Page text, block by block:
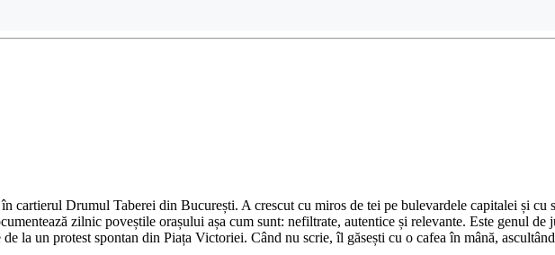
cartierul Drumul Taberei din București. A crescut cu miros de tei pe bulevardele capitalei și
zilnic poveștile orașului așa cum sunt: nefiltrate, autentice și relevante. Este genul
la un protest spontan din Piața Victoriei. Când nu scrie, îl găsești cu o cafea în mână,